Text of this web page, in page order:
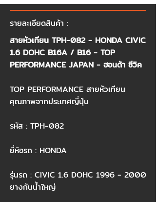
รายละเอียดสินค้า :
สายหัวเทียน TPH-082 - HONDA CIVIC
1.6 DOHC B16A / B16 - TOP
PERFORMANCE JAPAN - ฮอนด้า ซีวิค
TOP PERFORMANCE สายหัวเทียน
คุณภาพจากประเทศญี่ปุ่น
รหัส : TPH-082
ยี่ห้อรถ : HONDA
รุ่นรถ : CIVIC 1.6 DOHC 1996 - 2000
ยางกันน้ำใหญ่